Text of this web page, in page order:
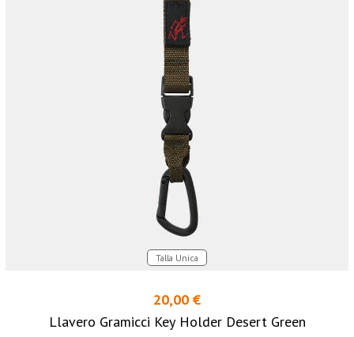
Talla Unica
20,00 €
Llavero Gramicci Key Holder Desert Green